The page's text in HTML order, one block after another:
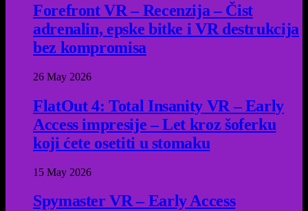
Forefront VR – Recenzija – Čist
adrenalin, epske bitke i VR destrukcija
bez kompromisa
26 May 2026
FlatOut 4: Total Insanity VR – Early
Access impresije – Let kroz šoferku
koji ćete osetiti u stomaku
15 May 2026
Spymaster VR – Early Access